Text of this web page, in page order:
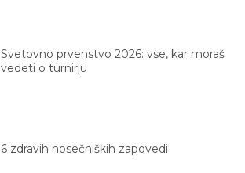
Svetovno prvenstvo 2026: vse, kar moraš
vedeti o turnirju
6 zdravih nosečniških zapovedi